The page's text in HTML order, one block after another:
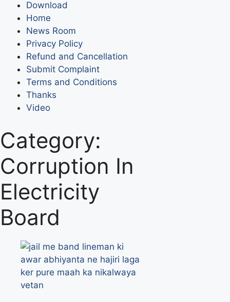
Download
Home
News Room
Privacy Policy
Refund and Cancellation
Submit Complaint
Terms and Conditions
Thanks
Video
Category:
Corruption In
Electricity
Board